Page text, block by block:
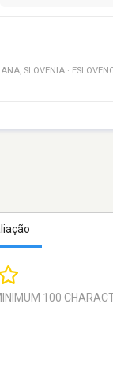
, SLOVENIA ·